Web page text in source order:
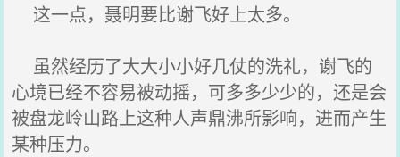
这一点，聂明要比谢飞好上太多。
虽然经历了大大小小好几仗的洗礼，谢飞的
心境已经不容易被动摇，可多多少少的，还是会
被盘龙岭山路上这种人声鼎沸所影响，进而产生
某种压力。